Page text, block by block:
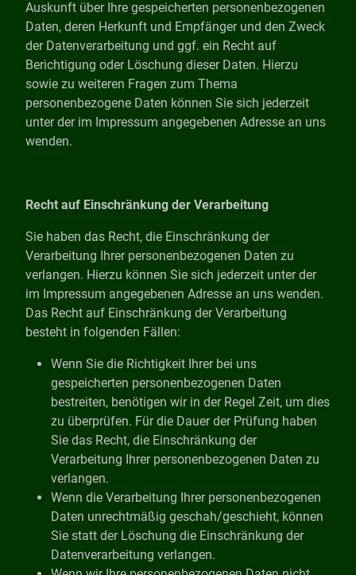
Auskunft über Ihre gespeicherten personenbezogenen
Daten, deren Herkunft und Empfänger und den Zweck
der Datenverarbeitung und ggf. ein Recht auf
Berichtigung oder Löschung dieser Daten. Hierzu
sowie zu weiteren Fragen zum Thema
personenbezogene Daten können Sie sich jederzeit
unter der im Impressum angegebenen Adresse an uns
wenden.
Recht auf Einschränkung der Verarbeitung
Sie haben das Recht, die Einschränkung der
Verarbeitung Ihrer personenbezogenen Daten zu
verlangen. Hierzu können Sie sich jederzeit unter der
im Impressum angegebenen Adresse an uns wenden.
Das Recht auf Einschränkung der Verarbeitung
besteht in folgenden Fällen:
Wenn Sie die Richtigkeit Ihrer bei uns
gespeicherten personenbezogenen Daten
bestreiten, benötigen wir in der Regel Zeit, um dies
zu überprüfen. Für die Dauer der Prüfung haben
Sie das Recht, die Einschränkung der
Verarbeitung Ihrer personenbezogenen Daten zu
verlangen.
Wenn die Verarbeitung Ihrer personenbezogenen
Daten unrechtmäßig geschah/geschieht, können
Sie statt der Löschung die Einschränkung der
Datenverarbeitung verlangen.